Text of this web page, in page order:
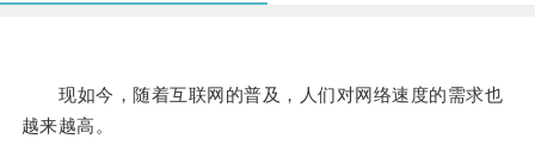
现如今，随着互联网的普及，人们对网络速度的需求也
越来越高。